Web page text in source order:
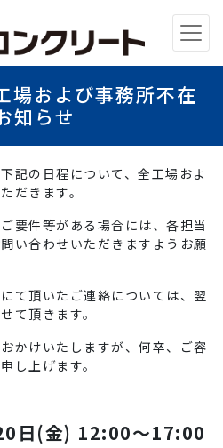
ョン
場および事務所不在
知らせ
記の日程について、全工場およ
だきます。
要件等がある場合には、各担当
い合わせいただきますようお願
て頂いたご連絡については、翌
て頂きます。
かけいたしますが、何卒、ご容
し上げます。
日(金) 12:00～17:00